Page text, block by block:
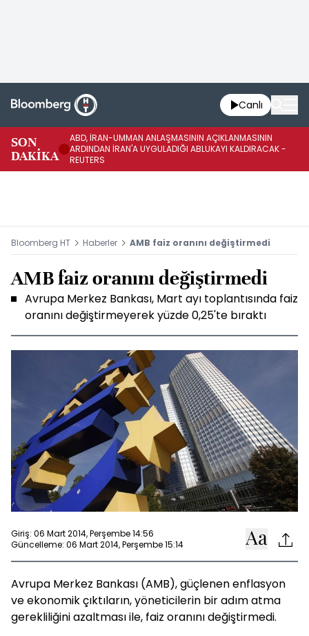
Canlı
SON
DAKİKA
ABD, İRAN-UMMAN ANLAŞMASININ AÇIKLANMASININ
ARDINDAN İRAN'A UYGULADIĞI ABLUKAYI KALDIRACAK -
REUTERS
Bloomberg HT Haberler AMB faiz oranını değiştirmedi
AMB faiz oranını değiştirmedi
Avrupa Merkez Bankası, Mart ayı toplantısında faiz
oranını değiştirmeyerek yüzde 0,25'te bıraktı
Giriş: 06 Mart 2014, Perşembe 14:56
Güncelleme: 06 Mart 2014, Perşembe 15:14
Avrupa Merkez Bankası (AMB), güçlenen enflasyon
ve ekonomik çıktıların, yöneticilerin bir adım atma
gerekliliğini azaltması ile, faiz oranını değiştirmedi.